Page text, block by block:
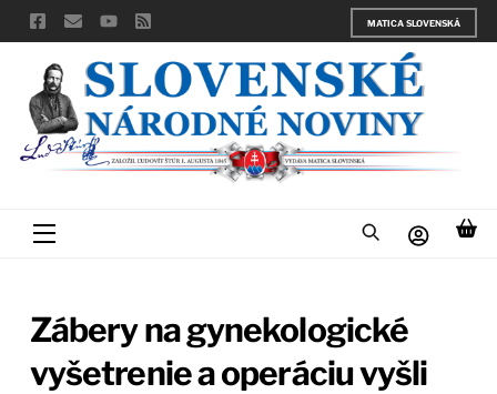
Skip
to
content
MATICA SLOVENSKÁ
Menu
Zábery na gynekologické
vyšetrenie a operáciu vyšli